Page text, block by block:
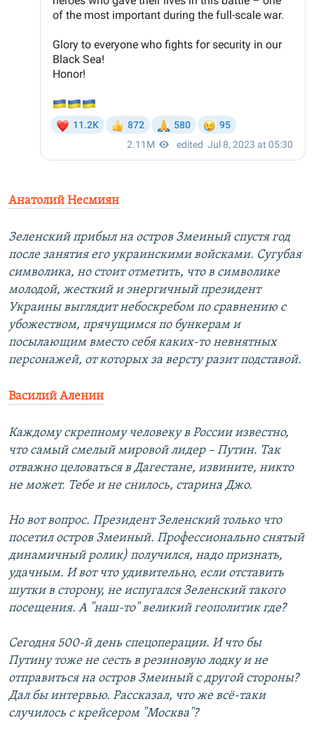
Анатолий Несмиян
Зеленский прибыл на остров Змеиный спустя год
после занятия его украинскими войсками. Сугубая
символика, но стоит отметить, что в символике
молодой, жесткий и энергичный президент
Украины выглядит небоскребом по сравнению с
убожеством, прячущимся по бункерам и
посылающим вместо себя каких-то невнятных
персонажей, от которых за версту разит подставой.
Василий Аленин
Каждому скрепному человеку в России известно,
что самый смелый мировой лидер – Путин. Так
отважно целоваться в Дагестане, извините, никто
не может. Тебе и не снилось, старина Джо.
Но вот вопрос. Президент Зеленский только что
посетил остров Змеиный. Профессионально снятый
динамичный ролик) получился, надо признать,
удачным. И вот что удивительно, если отставить
шутки в сторону, не испугался Зеленский такого
посещения. А "наш-то" великий геополитик где?
Сегодня 500-й день спецоперации. И что бы
Путину тоже не сесть в резиновую лодку и не
отправиться на остров Змеиный с другой стороны?
Дал бы интервью. Рассказал, что же всё-таки
случилось с крейсером "Москва"?